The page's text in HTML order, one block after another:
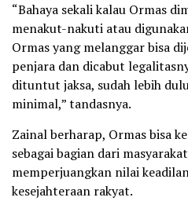
“Bahaya sekali kalau Ormas
menakut-nakuti atau
Ormas yang melanggar bisa
penjara dan dicabut
dituntut jaksa, sudah lebih
minimal,” tandasnya.
Zainal berharap, Ormas bisa
sebagai bagian dari
memperjuangkan nilai
kesejahteraan rakyat.